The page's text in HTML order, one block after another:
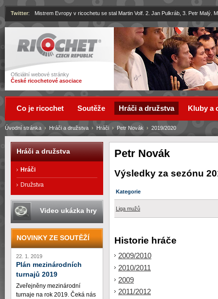
Ricochet
Oficiální webové stránky
České ricochetové asociace
Twitter: Mistrem Evropy v ricochetu se stal Martin Volf. 2. Jan Pulkráb, 3. Petr Malý.
Petr Novák
Výsledky za sezónu
Kategorie
Liga mužů
Historie hráče
2009/2010
2010/2011
2009
2011/2012
Úvodní stránka › Hráči a družstva › Hráči › Petr Novák › 2019/2020
Co je ricochet Soutěže Hráči a družstva Kluby a
Hráči a družstva
Hráči
Družstva
Video ukázka hry
NOVINKY ZE SOUTĚŽÍ
22. 1. 2019
Plán mezinárodních
turnajů 2019
Zveřejněny mezinárodní
turnaje na rok 2019. Čeká nás